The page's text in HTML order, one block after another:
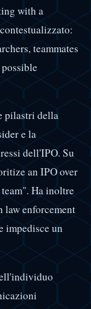
with a
teammates
pilastri della
e la
dell'IPO. Su
an IPO over
Ha inoltre
enforcement
impedisce un